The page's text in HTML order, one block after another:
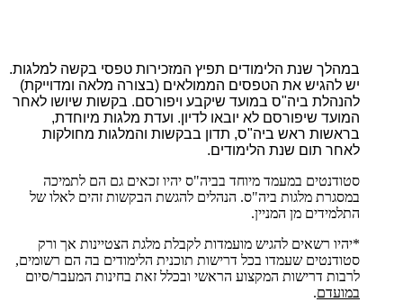
במהלך שנת הלימודים תפיץ המזכירות טפסי בקשה למלגות.
יש להגיש את הטפסים הממולאים (בצורה מלאה ומדוייקת)
להנהלת ביה"ס במועד שיקבע ויפורסם. בקשות שיושו לאחר
המועד שיפורסם לא יובאו לדיון. ועדת מלגות מיוחדת,
בראשות ראש ביה"ס, תדון בבקשות והמלגות מחולקות
לאחר תום שנת הלימודים.
סטודנטים במעמד מיוחד בביה"ס יהיו זכאים גם הם לתמיכה
במסגרת מלגות ביה"ס. הנהלים להגשת הבקשות זהים לאלו של
התלמידים מן המניין.
*יהיו רשאים להגיש מועמדות לקבלת מלגת הצטיינות אך ורק
סטודנטים שעמדו בכל דרישות תוכנית הלימודים בה הם רשומים,
לרבות דרישות המקצוע הראשי ובכלל זאת בחינות המעבר/סיום
במועדם.